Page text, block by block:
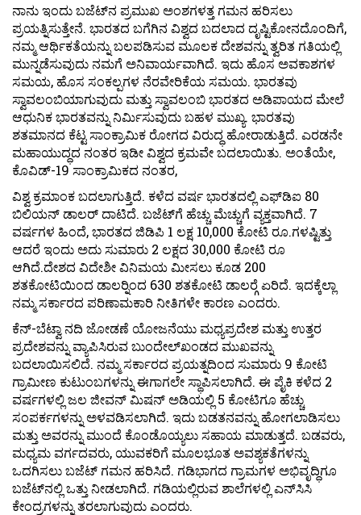
ನಾನು ಇಂದು ಬಜೆಟ್‍ನ ಪ್ರಮುಖ ಅಂಶಗಳತ್ತ ಗಮನ ಹರಿಸಲು
ಪ್ರಯತ್ನಿಸುತ್ತೇನೆ. ಭಾರತದ ಬಗೆಗಿನ ವಿಶ್ವದ ಬದಲಾದ ದೃಷ್ಟಿಕೋನದೊಂದಿಗೆ,
ನಮ್ಮ ಆರ್ಥಿಕತೆಯನ್ನು ಬಲಪಡಿಸುವ ಮೂಲಕ ದೇಶವನ್ನು ತ್ವರಿತ ಗತಿಯಲ್ಲಿ
ಮುನ್ನಡೆಸುವುದು ನಮಗೆ ಅನಿವಾರ್ಯವಾಗಿದೆ. ಇದು ಹೊಸ ಅವಕಾಶಗಳ
ಸಮಯ, ಹೊಸ ಸಂಕಲ್ಪಗಳ ನೆರವೇರಿಕೆಯ ಸಮಯ. ಭಾರತವು
ಸ್ವಾವಲಂಬಿಯಾಗುವುದು ಮತ್ತು ಸ್ವಾವಲಂಬಿ ಭಾರತದ ಅಡಿಪಾಯದ ಮೇಲೆ
ಆಧುನಿಕ ಭಾರತವನ್ನು ನಿರ್ಮಿಸುವುದು ಬಹಳ ಮುಖ್ಯ. ಭಾರತವು
ಶತಮಾನದ ಕೆಟ್ಟ ಸಾಂಕ್ರಾಮಿಕ ರೋಗದ ವಿರುದ್ಧ ಹೋರಾಡುತ್ತಿದೆ. ಎರಡನೇ
ಮಹಾಯುದ್ಧದ ನಂತರ ಇಡೀ ವಿಶ್ವದ ಕ್ರಮವೇ ಬದಲಾಯಿತು. ಅಂತೆಯೇ,
ಕೊವಿಡ್-19 ಸಾಂಕ್ರಾಮಿಕದ ನಂತರ,
ವಿಶ್ವ ಕ್ರಮಾಂಕ ಬದಲಾಗುತ್ತಿದೆ. ಕಳೆದ ವರ್ಷ ಭಾರತದಲ್ಲಿ ಎಫ್‍ಡಿಐ 80
ಬಿಲಿಯನ್ ಡಾಲರ್ ದಾಟಿದೆ. ಬಜೆಟ್‍ಗೆ ಹೆಚ್ಚು ಮೆಚ್ಚುಗೆ ವ್ಯಕ್ತವಾಗಿದೆ. 7
ವರ್ಷಗಳ ಹಿಂದೆ, ಭಾರತದ ಜಿಡಿಪಿ 1 ಲಕ್ಷ 10,000 ಕೋಟಿ ರೂ.ಗಳಷ್ಟಿತ್ತು
ಆದರೆ ಇಂದು ಅದು ಸುಮಾರು 2 ಲಕ್ಷದ 30,000 ಕೋಟಿ ರೂ
ಆಗಿದೆ.ದೇಶದ ವಿದೇಶೀ ವಿನಿಮಯ ಮೀಸಲು ಕೂಡ 200
ಶತಕೋಟಿಯಿಂದ ಡಾಲರ್‍ನಿಂದ 630 ಶತಕೋಟಿ ಡಾಲರ್‍ಗೆ ಏರಿದೆ. ಇದಕ್ಕೆಲ್ಲಾ
ನಮ್ಮ ಸರ್ಕಾರದ ಪರಿಣಾಮಕಾರಿ ನೀತಿಗಳೇ ಕಾರಣ ಎಂದರು.
ಕೆನ್-ಬೆಟ್ವಾ ನದಿ ಜೋಡಣೆ ಯೋಜನೆಯು ಮಧ್ಯಪ್ರದೇಶ ಮತ್ತು ಉತ್ತರ
ಪ್ರದೇಶವನ್ನು ವ್ಯಾಪಿಸಿರುವ ಬುಂದೇಲ್‍ಖಂಡದ ಮುಖವನ್ನು
ಬದಲಾಯಿಸಲಿದೆ. ನಮ್ಮ ಸರ್ಕಾರದ ಪ್ರಯತ್ನದಿಂದ ಸುಮಾರು 9 ಕೋಟಿ
ಗ್ರಾಮೀಣ ಕುಟುಂಬಗಳನ್ನು ಈಗಾಗಲೇ ಸ್ಥಾಪಿಸಲಾಗಿದೆ. ಈ ಪೈಕಿ ಕಳೆದ 2
ವರ್ಷಗಳಲ್ಲಿ ಜಲ ಜೀವನ್ ಮಿಷನ್ ಅಡಿಯಲ್ಲಿ 5 ಕೋಟಿಗೂ ಹೆಚ್ಚು
ಸಂಪರ್ಕಗಳನ್ನು ಅಳವಡಿಸಲಾಗಿದೆ. ಇದು ಬಡತನವನ್ನು ಹೋಗಲಾಡಿಸಲು
ಮತ್ತು ಅವರನ್ನು ಮುಂದೆ ಕೊಂಡೊಯ್ಯಲು ಸಹಾಯ ಮಾಡುತ್ತದೆ. ಬಡವರು,
ಮಧ್ಯಮ ವರ್ಗದವರು, ಯುವಕರಿಗೆ ಮೂಲಭೂತ ಅವಶ್ಯಕತೆಗಳನ್ನು
ಒದಗಿಸಲು ಬಜೆಟ್ ಗಮನ ಹರಿಸಿದೆ. ಗಡಿಭಾಗದ ಗ್ರಾಮಗಳ ಅಭಿವೃದ್ಧಿಗೂ
ಬಜೆಟ್‍ನಲ್ಲಿ ಒತ್ತು ನೀಡಲಾಗಿದೆ. ಗಡಿಯಲ್ಲಿರುವ ಶಾಲೆಗಳಲ್ಲಿ ಎನ್‍ಸಿಸಿ
ಕೇಂದ್ರಗಳನ್ನು ತರಲಾಗುವುದು ಎಂದರು.